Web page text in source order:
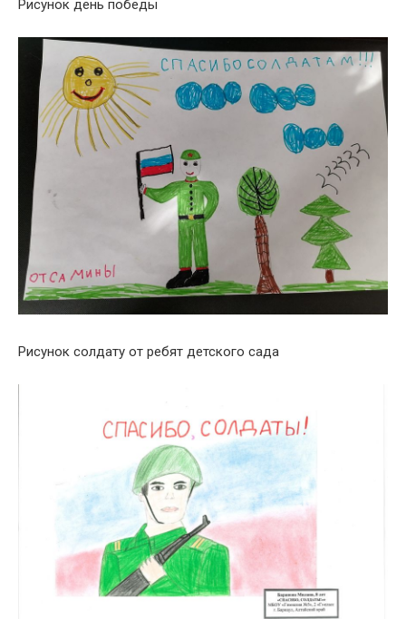
Рисунок день победы
Рисунок солдату от ребят детского сада